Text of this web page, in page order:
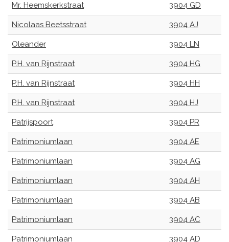
Mr. Heemskerkstraat 3904 GD
Nicolaas Beetsstraat 3904 AJ
Oleander 3904 LN
P.H. van Rijnstraat 3904 HG
P.H. van Rijnstraat 3904 HH
P.H. van Rijnstraat 3904 HJ
Patrijspoort 3904 PR
Patrimoniumlaan 3904 AE
Patrimoniumlaan 3904 AG
Patrimoniumlaan 3904 AH
Patrimoniumlaan 3904 AB
Patrimoniumlaan 3904 AC
Patrimoniumlaan 3904 AD